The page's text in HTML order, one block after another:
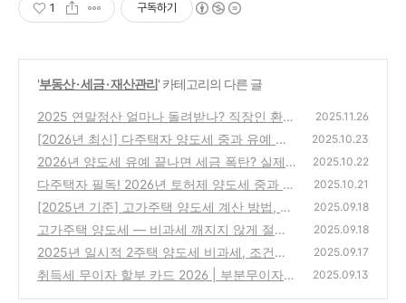
1 구독하기
'부동산 · 세금 · 재산관리' 카테고리의 다른 글
2025 연말정산 얼마나 돌려받나? 직장인 환급
공식 + 실제 예시 총정리
(0)
2025.11.26
[2026년 최신] 다주택자 양도세 중과 유예 종
료 전, 절세 매도 타이밍 완벽 가이드
(0)
2025.10.23
2026년 양도세 유예 끝나면 세금 폭탄? 실제
계산으로 본 다주택자 절세 타이밍
(0)
2025.10.22
다주택자 필독! 2026년 토허제 양도세 중과 유
예 안전 매도 5단계
(0)
2025.10.21
[2025년 기준] 고가주택 양도세 계산 방법, 단
계별 예시로 쉽게 이해하기
(0)
2025.09.18
고가주택 양도세 — 비과세 깨지지 않게 절세
하는 법
(0)
2025.09.18
2025년 일시적 2주택 양도세 비과세, 조건만
알면 수천만원 절세 가능!
(0)
2025.09.17
취득세 무이자 할부 카드 2026 | 부분무이자
2025.09.13